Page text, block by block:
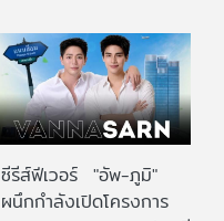
ซีรีส์ฟีเวอร์ "อัพ-ภูมิ"
ผนึกกำลังเปิดโครงการ